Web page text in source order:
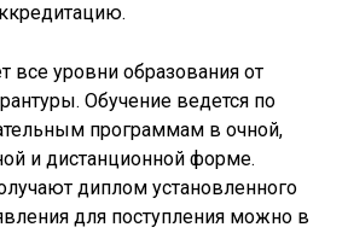
все уровни образования от
Обучение ведется по
программам в очной,
и дистанционной форме.
диплом установленного
для поступления можно в